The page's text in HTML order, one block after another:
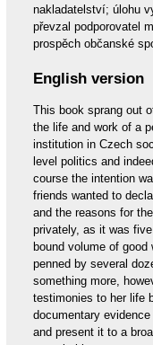
nakladatelství; úlohu
převzal podporovatel
prospěch občanské
English version
This book sprang out
the life and work of a
institution in Czech
level politics and
course the intention
friends wanted to
and the reasons for
privately, as it was
bound volume of
penned by several
something more,
testimonies to her life
documentary evidence
and present it to a